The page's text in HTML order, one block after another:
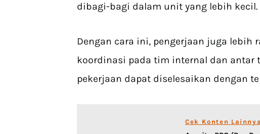
dibagi-bagi dalam unit yang lebih kecil.
Dengan cara ini, pengerjaan juga lebih
koordinasi pada tim internal dan antar
pekerjaan dapat diselesaikan dengan
Cek Konten